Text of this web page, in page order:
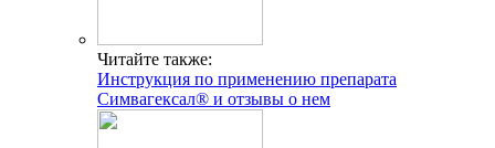
Читайте также:
Инструкция по применению препарата
Симвагексал® и отзывы о нем